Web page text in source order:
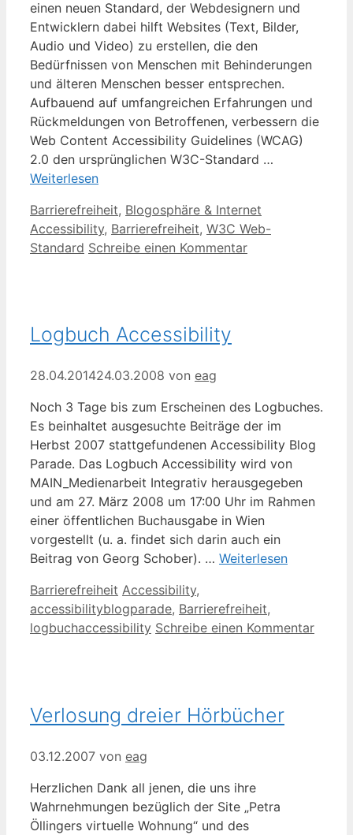
einen neuen Standard, der Webdesignern und
Entwicklern dabei hilft Websites (Text, Bilder,
Audio und Video) zu erstellen, die den
Bedürfnissen von Menschen mit Behinderungen
und älteren Menschen besser entsprechen.
Aufbauend auf umfangreichen Erfahrungen und
Rückmeldungen von Betroffenen, verbessern die
Web Content Accessibility Guidelines (WCAG)
2.0 den ursprünglichen W3C-Standard …
Weiterlesen
Kategorien
Barrierefreiheit, Blogosphäre & Internet
Accessibility, Barrierefreiheit, W3C Web-
Standard Schreibe einen Kommentar
Logbuch Accessibility
28.04.201424.03.2008 von eag
Noch 3 Tage bis zum Erscheinen des Logbuches.
Es beinhaltet ausgesuchte Beiträge der im
Herbst 2007 stattgefundenen Accessibility Blog
Parade. Das Logbuch Accessibility wird von
MAIN_Medienarbeit Integrativ herausgegeben
und am 27. März 2008 um 17:00 Uhr im Rahmen
einer öffentlichen Buchausgabe in Wien
vorgestellt (u. a. findet sich darin auch ein
Beitrag von Georg Schober). … Weiterlesen
Kategorien
Barrierefreiheit Schlagwörter
Accessibility,
accessibilityblogparade, Barrierefreiheit,
logbuchaccessibility Schreibe einen Kommentar
Verlosung dreier Hörbücher
03.12.2007 von eag
Herzlichen Dank all jenen, die uns ihre
Wahrnehmungen bezüglich der Site „Petra
Öllingers virtuelle Wohnung“ und des